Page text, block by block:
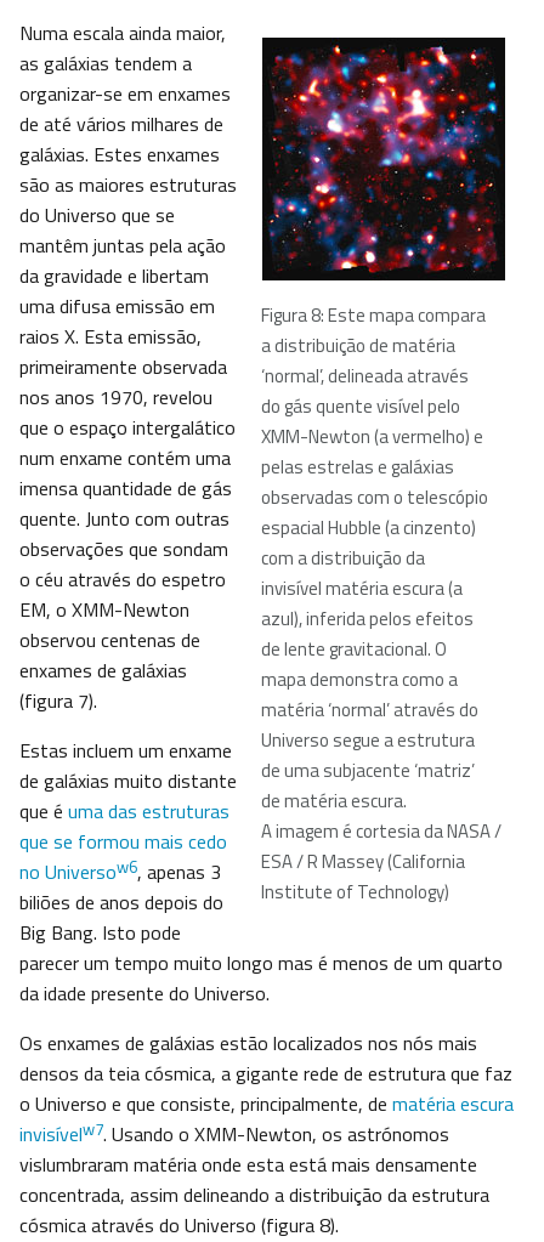
Figura 8: Este mapa compara
a distribuição de matéria
‘normal’, delineada através
do gás quente visível pelo
XMM-Newton (a vermelho) e
pelas estrelas e galáxias
observadas com o telescópio
espacial Hubble (a cinzento)
com a distribuição da
invisível matéria escura (a
azul), inferida pelos efeitos
de lente gravitacional. O
mapa demonstra como a
matéria ‘normal’ através do
Universo segue a estrutura
de uma subjacente ‘matriz’
de matéria escura.
A imagem é cortesia da NASA /
ESA / R Massey (California
Institute of Technology)
Numa escala ainda maior,
as galáxias tendem a
organizar-se em enxames
de até vários milhares de
galáxias. Estes enxames
são as maiores estruturas
do Universo que se
mantêm juntas pela ação
da gravidade e libertam
uma difusa emissão em
raios X. Esta emissão,
primeiramente observada
nos anos 1970, revelou
que o espaço intergalático
num enxame contém uma
imensa quantidade de gás
quente. Junto com outras
observações que sondam
o céu através do espetro
EM, o XMM-Newton
observou centenas de
enxames de galáxias
(figura 7).
Estas incluem um enxame
de galáxias muito distante
que é uma das estruturas
que se formou mais cedo
no Universow6, apenas 3
biliões de anos depois do
Big Bang. Isto pode
parecer um tempo muito longo mas é menos de um quarto
da idade presente do Universo.
Os enxames de galáxias estão localizados nos nós mais
densos da teia cósmica, a gigante rede de estrutura que faz
o Universo e que consiste, principalmente, de matéria escura
invisívelw7. Usando o XMM-Newton, os astrónomos
vislumbraram matéria onde esta está mais densamente
concentrada, assim delineando a distribuição da estrutura
cósmica através do Universo (figura 8).